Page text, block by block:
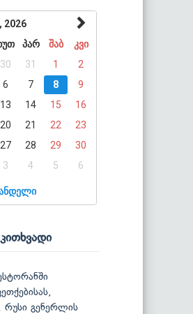
2026
პარ შაბ
კვი
30 31 1
2
6 7 8
9
13 14 15
16
20 21 22
23
27 28 29
30
3 4 5 6
რუსი გენერლის